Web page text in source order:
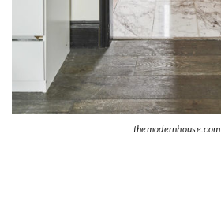
themodernhouse.com